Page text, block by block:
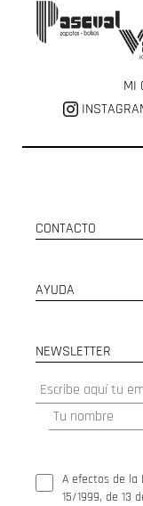
MI
CONTACTO
AYUDA
NEWSLETTER
A efectos de la
15/1999, de 13